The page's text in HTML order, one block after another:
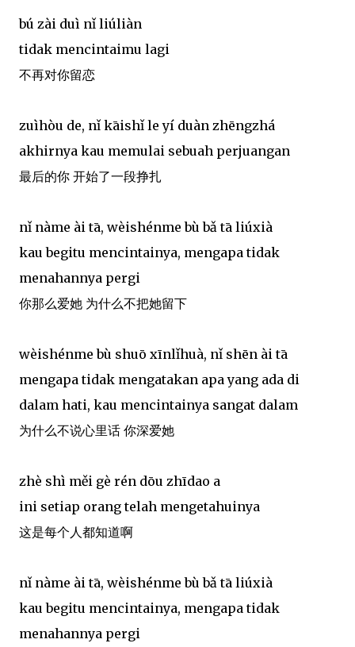
bú zài duì nǐ liúliàn
tidak mencintaimu lagi
不再对你留恋
zuìhòu de, nǐ kāishǐ le yí duàn zhēngzhá
akhirnya kau memulai sebuah perjuangan
最后的你 开始了一段挣扎
nǐ nàme ài tā, wèishénme bù bǎ tā liúxià
kau begitu mencintainya, mengapa tidak
menahannya pergi
你那么爱她 为什么不把她留下
wèishénme bù shuō xīnlǐhuà, nǐ shēn ài tā
mengapa tidak mengatakan apa yang ada di
dalam hati, kau mencintainya sangat dalam
为什么不说心里话 你深爱她
zhè shì měi gè rén dōu zhīdao a
ini setiap orang telah mengetahuinya
这是每个人都知道啊
nǐ nàme ài tā, wèishénme bù bǎ tā liúxià
kau begitu mencintainya, mengapa tidak
menahannya pergi